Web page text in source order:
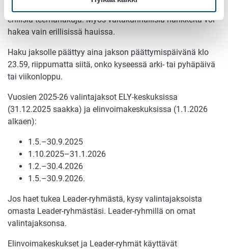
erillisiä teemahakuja. Myös valtakunnallisia hankkeita voi
hakea vain erillisissä hauissa.
Haku jaksolle päättyy aina jakson päättymispäivänä klo
23.59, riippumatta siitä, onko kyseessä arki- tai pyhäpäivä
tai viikonloppu.
Vuosien 2025-26 valintajaksot ELY-keskuksissa
(31.12.2025 saakka) ja elinvoimakeskuksissa (1.1.2026
alkaen):
1.5.–30.9.2025
1.10.2025–31.1.2026
1.2.–30.4.2026
1.5.–30.9.2026.
Jos haet tukea Leader-ryhmästä, kysy valintajaksoista
omasta Leader-ryhmästäsi. Leader-ryhmillä on omat
valintajaksonsa.
Elinvoimakeskukset ja Leader-ryhmät käyttävät